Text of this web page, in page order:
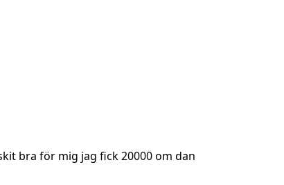
bra för mig jag fick 20000 om dan